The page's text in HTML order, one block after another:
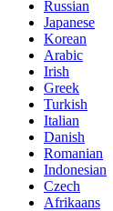
Russian
Japanese
Korean
Arabic
Irish
Greek
Turkish
Italian
Danish
Romanian
Indonesian
Czech
Afrikaans